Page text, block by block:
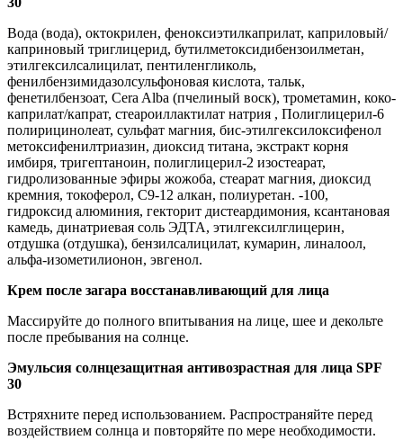
Вода (вода), октокрилен, феноксиэтилкаприлат, каприловый/
каприновый триглицерид, бутилметоксидибензоилметан,
этилгексилсалицилат, пентиленгликоль,
фенилбензимидазолсульфоновая кислота, тальк,
фенетилбензоат, Cera Alba (пчелиный воск), трометамин, коко-
каприлат/капрат, стеароиллактилат натрия , Полиглицерил-6
полирицинолеат, сульфат магния, бис-этилгексилоксифенол
метоксифенилтриазин, диоксид титана, экстракт корня
имбиря, тригептаноин, полиглицерил-2 изостеарат,
гидролизованные эфиры жожоба, стеарат магния, диоксид
кремния, токоферол, C9-12 алкан, полиуретан. -100,
гидроксид алюминия, гекторит дистеардимония, ксантановая
камедь, динатриевая соль ЭДТА, этилгексилглицерин,
отдушка (отдушка), бензилсалицилат, кумарин, линалоол,
альфа-изометилионон, эвгенол.
Крем после загара восстанавливающий для лица
Массируйте до полного впитывания на лице, шее и декольте
после пребывания на солнце.
Эмульсия солнцезащитная антивозрастная для лица SPF
30
Встряхните перед использованием. Распространяйте перед
воздействием солнца и повторяйте по мере необходимости.